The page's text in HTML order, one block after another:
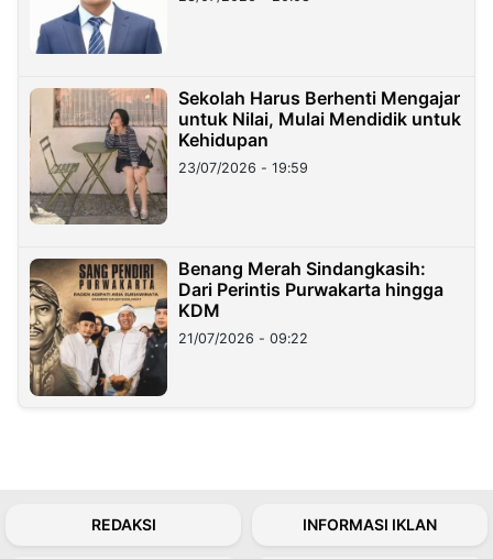
Sekolah Harus Berhenti Mengajar
untuk Nilai, Mulai Mendidik untuk
Kehidupan
23/07/2026 - 19:59
Benang Merah Sindangkasih:
Dari Perintis Purwakarta hingga
KDM
21/07/2026 - 09:22
REDAKSI INFORMASI IKLAN